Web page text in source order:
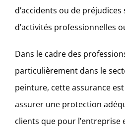
d’accidents ou de
d’activités professionnelles
Dans le cadre des
particulièrement dans le
peinture, cette assurance
assurer une protection
clients que pour l’entreprise